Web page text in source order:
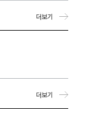
더보기
더보기